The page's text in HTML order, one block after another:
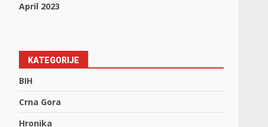
April 2023
KATEGORIJE
BIH
Crna Gora
Hronika